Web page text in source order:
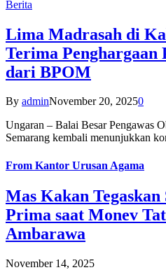
Berita
Lima Madrasah di
Terima Penghargaan
dari BPOM
By adminNovember 20, 20250
Ungaran – Balai Besar Pengawas
Semarang kembali menunjukkan
From Kantor Urusan Agama
Mas Kakan
Prima saat Monev
Ambarawa
November 14, 2025